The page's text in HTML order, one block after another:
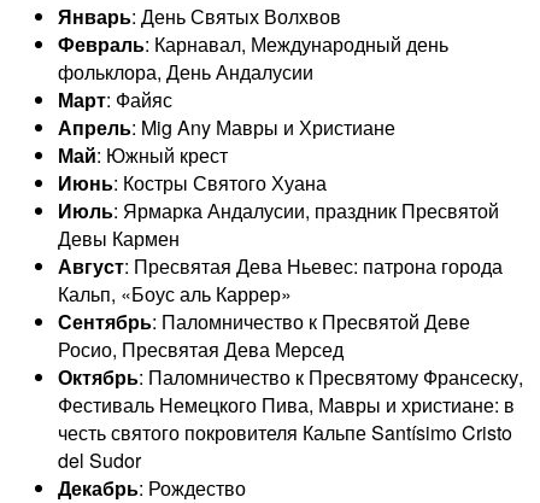
Январь: День Святых Волхвов
Февраль: Карнавал, Международный день
фольклора, День Андалусии
Март: Файяс
Апрель: Mig Any Мавры и Христиане
Май: Южный крест
Июнь: Костры Святого Хуана
Июль: Ярмарка Андалусии, праздник Пресвятой
Девы Кармен
Август: Пресвятая Дева Ньевес: патрона города
Кальп, «Боус аль Каррер»
Сентябрь: Паломничество к Пресвятой Деве
Росио, Пресвятая Дева Мерсед
Октябрь: Паломничество к Пресвятому Франсеску,
Фестиваль Немецкого Пива, Мавры и христиане: в
честь святого покровителя Кальпе Santísimo Cristo
del Sudor
Декабрь: Рождество